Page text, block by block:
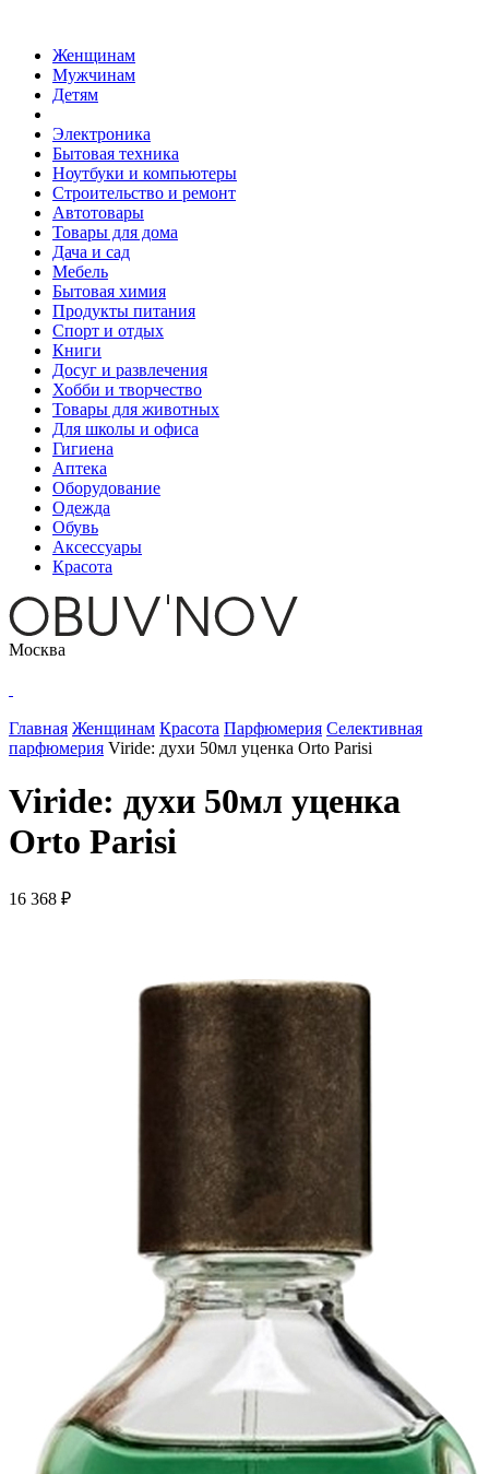
Женщинам
Мужчинам
Детям
Электроника
Бытовая техника
Ноутбуки и компьютеры
Строительство и ремонт
Автотовары
Товары для дома
Дача и сад
Мебель
Бытовая химия
Продукты питания
Спорт и отдых
Книги
Досуг и развлечения
Хобби и творчество
Товары для животных
Для школы и офиса
Гигиена
Аптека
Оборудование
Одежда
Обувь
Аксессуары
Красота
Москва
Главная Женщинам Красота Парфюмерия Селективная
парфюмерия Viride: духи 50мл уценка Orto Parisi
Viride: духи 50мл уценка
Orto Parisi
16 368 ₽